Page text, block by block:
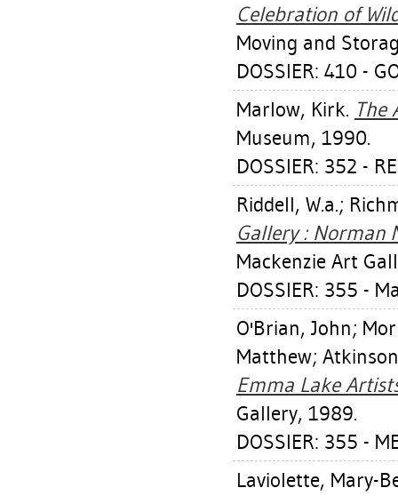
Celebration of
Moving and
DOSSIER: 410 -
Marlow, Kirk. The
Museum, 1990.
DOSSIER: 352 -
Riddell, W.a.;
Gallery : Norman
Mackenzie Art
DOSSIER: 355 -
O'Brian, John;
Matthew;
Emma Lake
Gallery, 1989.
DOSSIER: 355 -
Laviolette, Mary-